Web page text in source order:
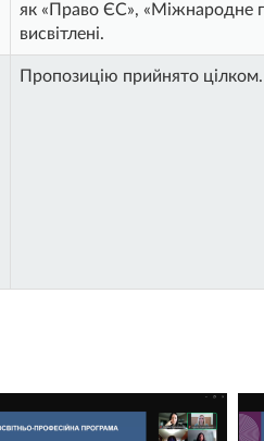
як «Право ЄС», «Міжнародне
висвітлені.
Пропозицію прийнято цілком.